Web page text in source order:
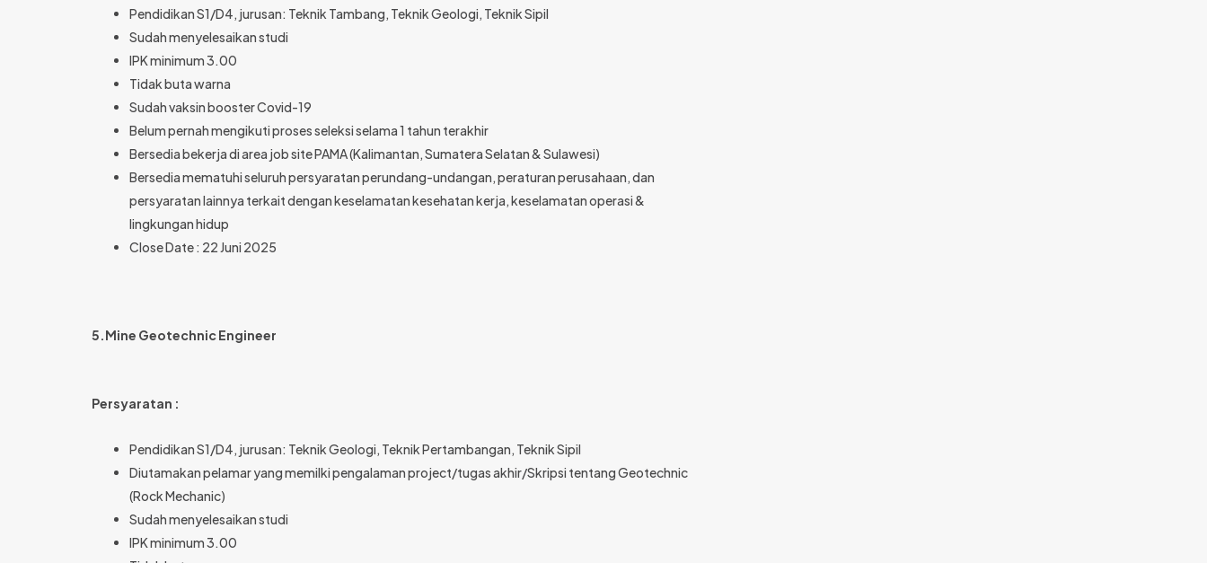
Pendidikan S1/D4, jurusan: Teknik Tambang, Teknik Geologi, Teknik Sipil
Sudah menyelesaikan studi
IPK minimum 3.00
Tidak buta warna
Sudah vaksin booster Covid-19
Belum pernah mengikuti proses seleksi selama 1 tahun terakhir
Bersedia bekerja di area job site PAMA (Kalimantan, Sumatera Selatan & Sulawesi)
Bersedia mematuhi seluruh persyaratan perundang-undangan, peraturan perusahaan, dan
persyaratan lainnya terkait dengan keselamatan kesehatan kerja, keselamatan operasi &
lingkungan hidup
Close Date : 22 Juni 2025
5.Mine Geotechnic Engineer
Persyaratan :
Pendidikan S1/D4, jurusan: Teknik Geologi, Teknik Pertambangan, Teknik Sipil
Diutamakan pelamar yang memilki pengalaman project/tugas akhir/Skripsi tentang Geotechnic
(Rock Mechanic)
Sudah menyelesaikan studi
IPK minimum 3.00